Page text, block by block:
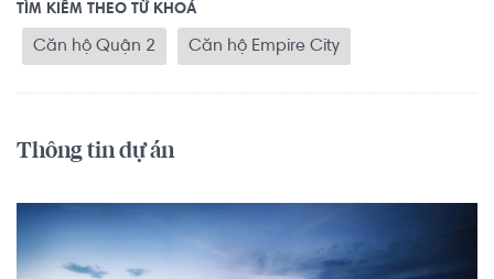
TÌM KIẾM THEO TỪ KHOÁ
Căn hộ Quận 2 Căn hộ Empire City
Thông tin dự án